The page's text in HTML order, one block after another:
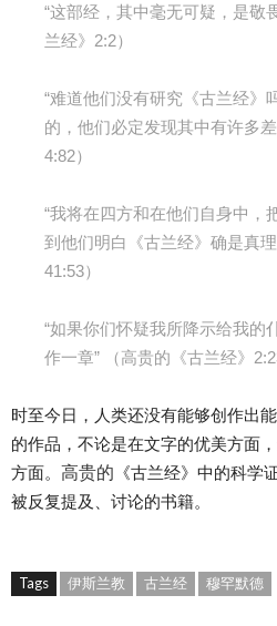
“这部经，其中毫无可疑，是敬
兰经》2:2）
“难道他们没有研究《古兰经》
的，他们必定发现其中有许多
4:82）
“我将在四方和在他们自身中，
到他们明白《古兰经》确是真理
41:53）
“如果你们怀疑我所降示给我的
作一章” （高贵的《古兰经》
时至今日，人类还没有能够创作出
的作品，不论是在文字的优美方面
方面。 高贵的 《古兰经》中的科学
被反复提及、讨论的书籍。
Tags 伊斯兰教 古兰经 穆罕默德